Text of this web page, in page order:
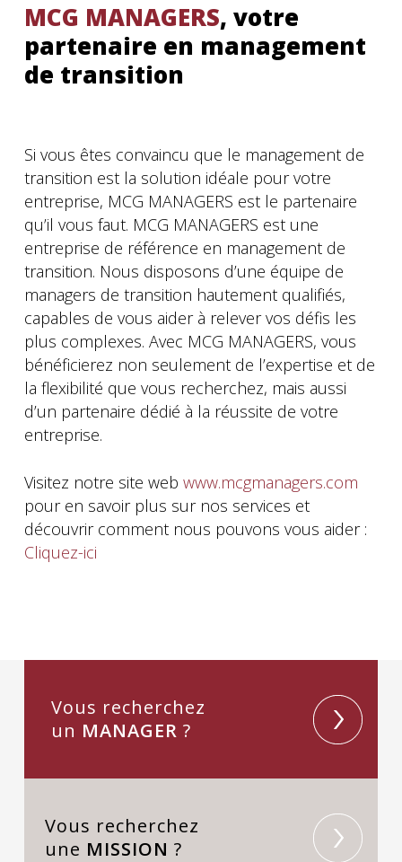
MCG MANAGERS, votre
partenaire en management
de transition
Si vous êtes convaincu que le management de
transition est la solution idéale pour votre
entreprise, MCG MANAGERS est le partenaire
qu’il vous faut. MCG MANAGERS est une
entreprise de référence en management de
transition. Nous disposons d’une équipe de
managers de transition hautement qualifiés,
capables de vous aider à relever vos défis les
plus complexes. Avec MCG MANAGERS, vous
bénéficierez non seulement de l’expertise et de
la flexibilité que vous recherchez, mais aussi
d’un partenaire dédié à la réussite de votre
entreprise.
Visitez notre site web www.mcgmanagers.com
pour en savoir plus sur nos services et
découvrir comment nous pouvons vous aider :
Cliquez-ici
Vous recherchez
un MANAGER ?
Vous recherchez
une MISSION ?